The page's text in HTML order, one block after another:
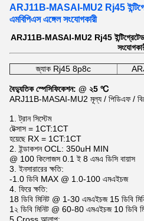
ARJ11B-MASAI-MU2 Rj45
এমবিপিএস এঙ্গেল সংযোগকারী
ARJ11B-MASAI-MU2 Rj45 ইন্টিগ্রেটেড
জ্যাক Rj45 8p8c
বৈদ্যুতিক স্পেসিফিকেশন: @ ২5 ℃
ARJ11B-MASAI-MU2 মূল্য / পিডিএফ /
1. ট্রান সিস্টেম
টেক্সাস = 1CT:1CT
হয়েছে RX = 1CT:1CT
2. ইন্ডাকশন OCL: 350uH MIN
@ 100 কিলোজস 0.1 ই 8 এমএ ডিসি বায়াস
3. ইনসারারের ক্ষতি:
-1.0 ডিবি MAX @ 1.0-100 এমএইচজ
4. ফিরে ক্ষতি:
18 ডিবি মিনিট @ 1-30 এমএইচজ 15 ডিবি
1২ ডিবি মিনিট @ 60-80 এমএইচজ 10 ডিবি